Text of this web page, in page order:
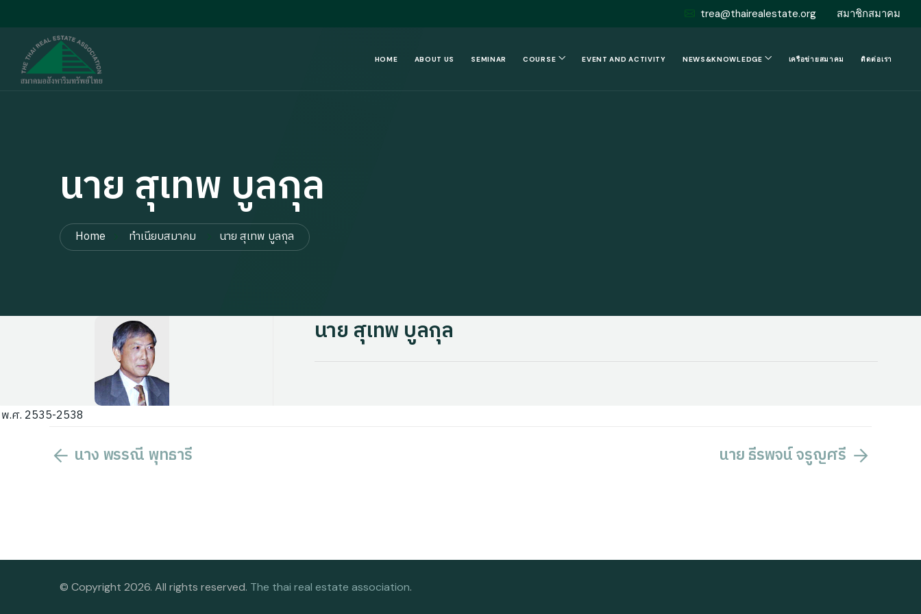
trea@thairealestate.org สมาชิกสมาคม
HOME ABOUT US SEMINAR COURSE EVENT AND ACTIVITY NEWS&KNOWLEDGE เครือข่ายสมาคม ติดต่อเรา
นาย สุเทพ บูลกุล
Home ทำเนียบสมาคม นาย สุเทพ บูลกุล
นาย สุเทพ บูลกุล
.ศ. 2535-2538
นาง พรรณี พุทธารี นาย ธีรพจน์ จรูญศรี
© Copyright 2026. All rights reserved. The thai real estate association.